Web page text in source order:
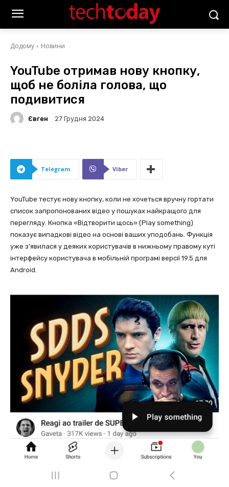
Додому Новини
YouTube отримав нову кнопку,
щоб не боліла голова, що
подивитися
Євген 27 Грудня 2024
Telegram Viber
YouTube тестує нову кнопку, коли не хочеться вручну гортати
список запропонованих відео у пошуках найкращого для
перегляду. Кнопка «Відтворити щось» (Play something)
показує випадкові відео на основі ваших уподобань. Функція
уже з’явилася у деяких користувачів в нижньому правому куті
інтерфейсу користувача в мобільній програмі версії 19.5 для
Android.